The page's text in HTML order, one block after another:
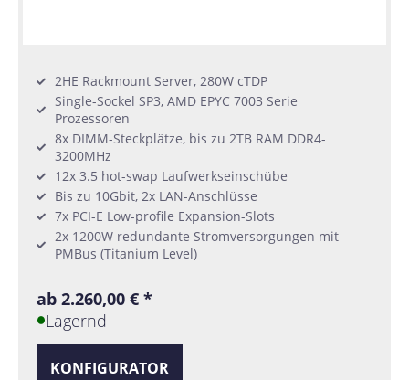
2HE Rackmount Server, 280W cTDP
Single-Sockel SP3, AMD EPYC 7003 Serie
Prozessoren
8x DIMM-Steckplätze, bis zu 2TB RAM DDR4-
3200MHz
12x 3.5 hot-swap Laufwerkseinschübe
Bis zu 10Gbit, 2x LAN-Anschlüsse
7x PCI-E Low-profile Expansion-Slots
2x 1200W redundante Stromversorgungen mit
PMBus (Titanium Level)
ab 2.260,00 € *
Lagernd
KONFIGURATOR